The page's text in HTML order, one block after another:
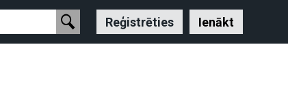
Reģistrēties Ienākt